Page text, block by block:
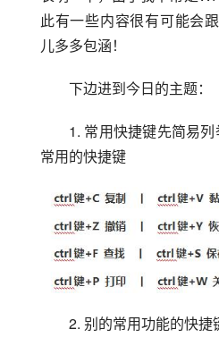
此有一些内容很有可能会
儿多多包涵！
下边进到今日的主题：
1. 常用快捷键先简易
常用的快捷键
2. 别的常用功能的快捷